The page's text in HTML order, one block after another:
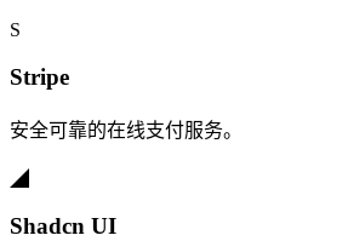
S
Stripe
安全可靠的在线支付服务。
◢
Shadcn UI